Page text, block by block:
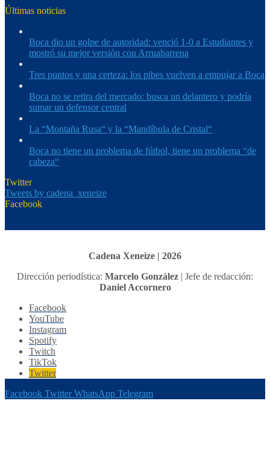
Últimas noticias
Boca dio un golpe de autoridad: venció 1-0 a Estudiantes y
mostró su mejor versión con Arruabarrena
Tres puntos y una certeza: los pibes vuelven a empujar a Boca
Boca no se retira del mercado: busca un delantero y podría
sumar un defensor central
La “Montaña Rusa“ y la “Mandíbula de Cristal“
Boca no tiene un problema de fútbol, tiene un problema “de
cabeza“
Twitter
Tweets by cadena_xeneize
Facebook
Cadena Xeneize | 2026
Dirección periodística: Marcelo González | Jefe de redacción:
Daniel Accornero
Facebook
YouTube
Instagram
Spotify
Twitch
TikTok
Twitter
Facebook Twitter WhatsApp Telegram